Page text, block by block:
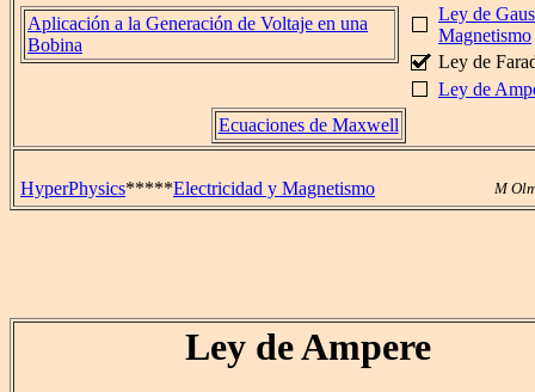
Aplicación a la Generación de Voltaje en una
Bobina
Ley de
Magnetismo
Ley de
Ley de
Ecuaciones de Maxwell
HyperPhysics*****Electricidad y Magnetismo M
Ley de Ampere